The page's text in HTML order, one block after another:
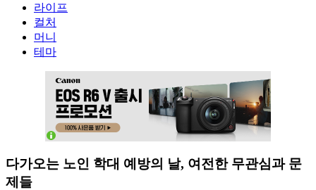
라이프
컬처
머니
테마
다가오는 노인 학대 예방의 날, 여전한 무관심과 문
제들